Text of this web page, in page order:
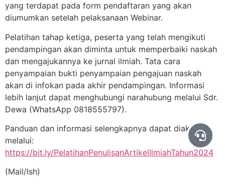
yang terdapat pada form pendaftaran yang akan
diumumkan setelah pelaksanaan Webinar.
Pelatihan tahap ketiga, peserta yang telah mengikuti
pendampingan akan diminta untuk memperbaiki naskah
dan mengajukannya ke jurnal ilmiah. Tata cara
penyampaian bukti penyampaian pengajuan naskah
akan di infokan pada akhir pendampingan. Informasi
lebih lanjut dapat menghubungi narahubung melalui Sdr.
Dewa (WhatsApp 0818555797).
Panduan dan informasi selengkapnya dapat diakses
melalui:
https://bit.ly/PelatihanPenulisanArtikelIlmiahTahun2024
(Mail/Ish)